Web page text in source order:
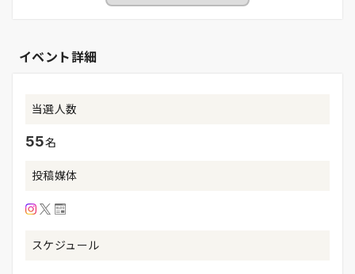
イベント詳細
当選人数
55名
投稿媒体
スケジュール